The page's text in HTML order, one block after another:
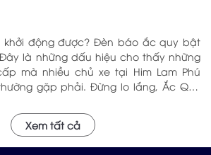
khởi động được? Đèn báo ắc quy bật
là những dấu hiệu cho thấy những
mà nhiều chủ xe tại Him Lam Phú
gặp phải. Đừng lo lắng, Ắc Quy
đáng tin cậy cung cấp Ắc Quy Tại Him
Đường với chất lượng hàng đầu và dịch
phục vụ Quý khách tận nơi. Hãy Alo
Xem tất cả